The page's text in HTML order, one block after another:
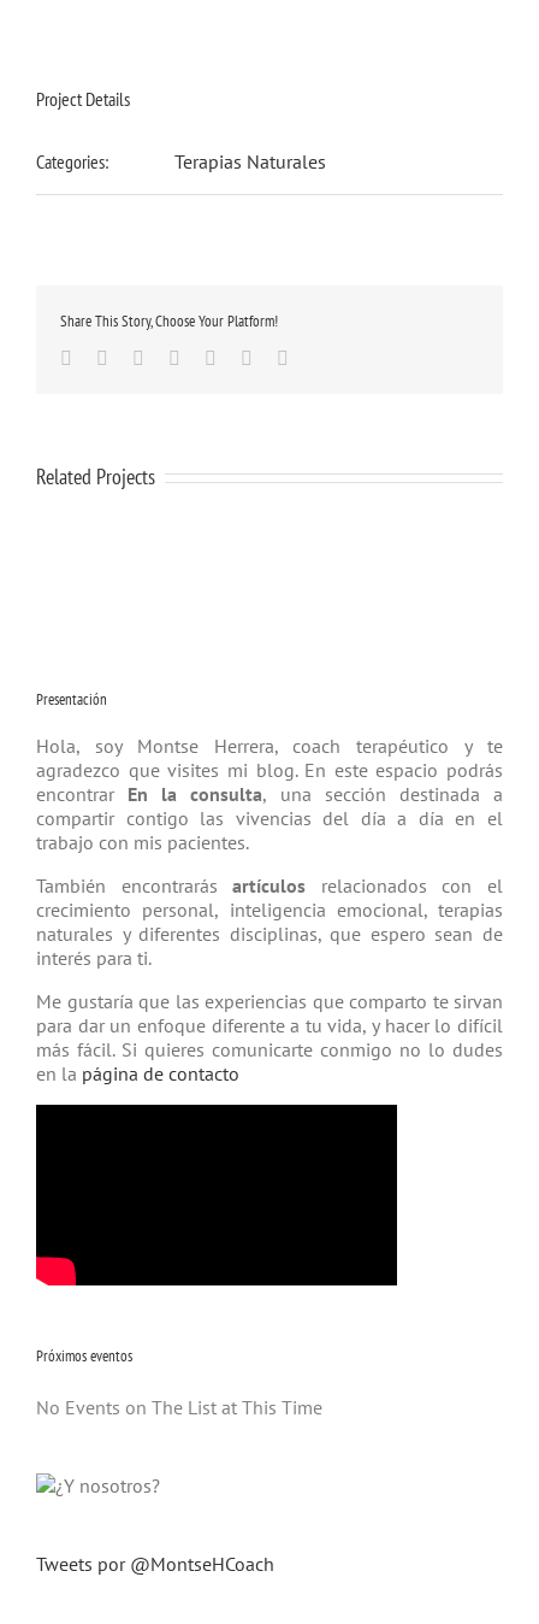
Project Details
Categories: Terapias Naturales
Share This Story, Choose Your Platform!
Facebook
TwitterLinkedinGoogle+
TumblrPinterest
Related Projects
Presentación
Hola, soy Montse Herrera, coach tera­péutico y te
agradezco que visites mi blog. En este espacio podrás
encontrar En la consulta, una sección destinada a
compartir contigo las vivencias del día a día en el
trabajo con mis pacientes.
También encontrarásartículos relacio­nados con el
crecimiento personal, inteligencia emocional, terapias
natu­rales y diferentes disciplinas, que espero sean de
interés para ti.
Me gustaría que las experiencias que comparto te sirvan
para dar un enfoque diferente a tu vida, y hacer lo difícil
más fácil. Si quieres comunicarte conmigo no lo dudes
en la página de contacto
Próximos eventos
No Events on The List at This Time
Tweets por @MontseHCoach